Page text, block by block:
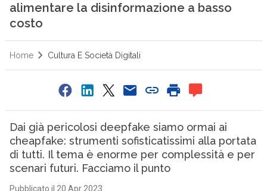
alimentare la disinformazione a basso
costo
Home Cultura E Società Digitali
Dai già pericolosi deepfake siamo ormai ai
cheapfake: strumenti sofisticatissimi alla portata
di tutti. Il tema è enorme per complessità e per
scenari futuri. Facciamo il punto
Pubblicato il 20 Apr 2023